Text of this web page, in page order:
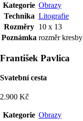
Kategorie Obrazy
Technika Litografie
Rozměry 10 x 13
Poznámka rozměr kresby
František Pavlica
Svatební cesta
2.900 Kč
Kategorie Obrazy